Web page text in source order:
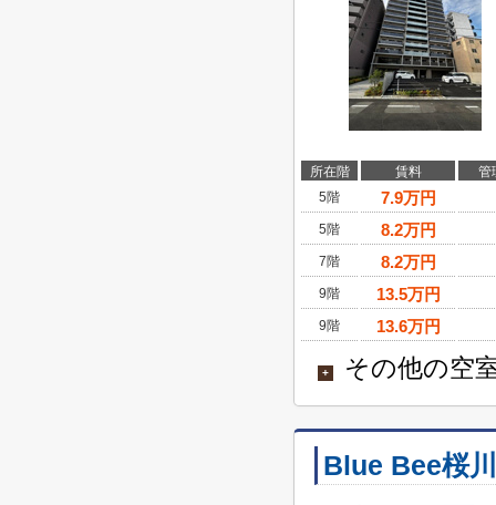
所在階 賃料
管
5階
7.9万円
5階 8.2万円
7階 8.2万円
9階 13.5万円
9階 13.6万円
+ その他の空
Blue Bee桜